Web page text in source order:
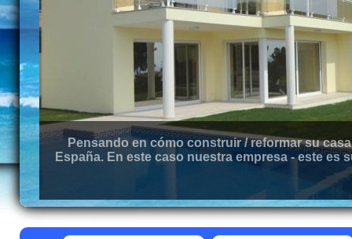
Pensando en cómo construir / reformar su
España. En este caso nuestra empresa - este es